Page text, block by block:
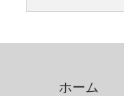
ホーム